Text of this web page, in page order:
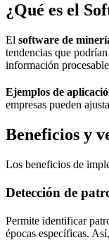
¿Qué es el
El software de
tendencias que
información
Ejemplos de
empresas pueden
Beneficios y
Los beneficios de
Detección de
Permite identificar
épocas específicas.